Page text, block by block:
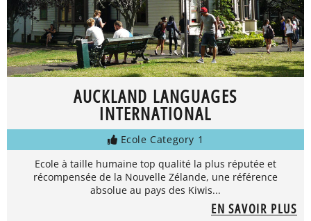
AUCKLAND LANGUAGES
INTERNATIONAL
Ecole Category 1
Ecole à taille humaine top qualité la plus réputée et
récompensée de la Nouvelle Zélande, une référence
absolue au pays des Kiwis...
EN SAVOIR PLUS